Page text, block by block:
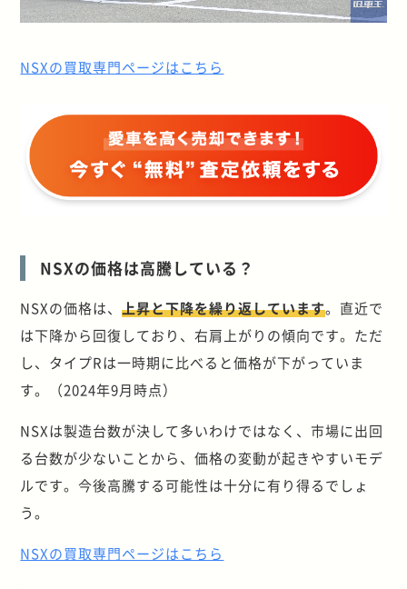
NSXの買取専門ページはこちら
NSXの価格は高騰している？
NSXの価格は、上昇と下降を繰り返しています。直近で
は下降から回復しており、右肩上がりの傾向です。ただ
し、タイプRは一時期に比べると価格が下がっていま
す。（2024年9月時点）
NSXは製造台数が決して多いわけではなく、市場に出回
る台数が少ないことから、価格の変動が起きやすいモデ
ルです。今後高騰する可能性は十分に有り得るでしょ
う。
NSXの買取専門ページはこちら